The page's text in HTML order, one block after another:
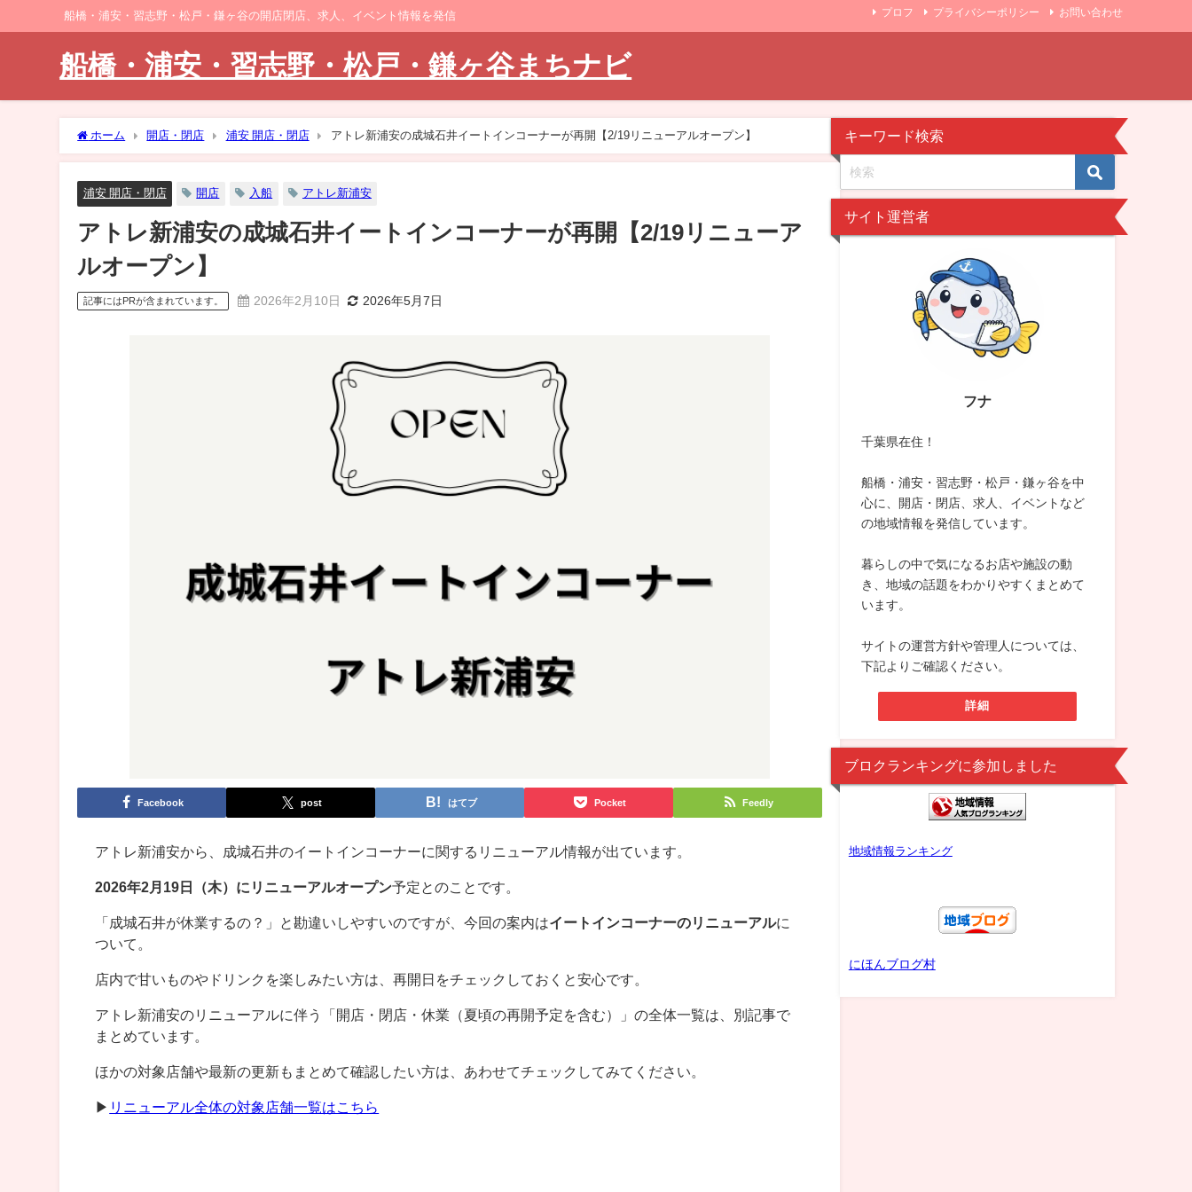
船橋・浦安・習志野・松戸・鎌ヶ谷の開店閉店、求人、イベント情報を発信 プロフ プライバシーポリシー お問い合わせ
船橋・浦安・習志野・松戸・鎌ヶ谷まちナビ
ホーム 開店・閉店 浦安 開店・閉店 アトレ新浦安の成城石井イートインコーナーが再開【2/19リニューアルオープン】
浦安 開店・閉店 開店 入船 アトレ新浦安
アトレ新浦安の成城石井イートインコーナーが再開【2/19リニューア
ルオープン】
記事にはPRが含まれています。 2026年2月10日 2026年5月7日
Facebook post はてブ Pocket Feedly
アトレ新浦安から、成城石井のイートインコーナーに関するリニューアル情報が出ています。
2026年2月19日（木）にリニューアルオープン予定とのことです。
「成城石井が休業するの？」と勘違いしやすいのですが、今回の案内はイートインコーナーのリニューアルに
ついて。
店内で甘いものやドリンクを楽しみたい方は、再開日をチェックしておくと安心です。
アトレ新浦安のリニューアルに伴う「開店・閉店・休業（夏頃の再開予定を含む）」の全体一覧は、別記事で
まとめています。
ほかの対象店舗や最新の更新もまとめて確認したい方は、あわせてチェックしてみてください。
▶︎ リニューアル全体の対象店舗一覧はこちら
キーワード検索
サイト運営者
フナ
千葉県在住！
船橋・浦安・習志野・松戸・鎌ヶ谷を中
心に、開店・閉店、求人、イベントなど
の地域情報を発信しています。
暮らしの中で気になるお店や施設の動
き、地域の話題をわかりやすくまとめて
います。
サイトの運営方針や管理人については、
下記よりご確認ください。
詳細
ブロクランキングに参加しました
地域情報ランキング
にほんブログ村